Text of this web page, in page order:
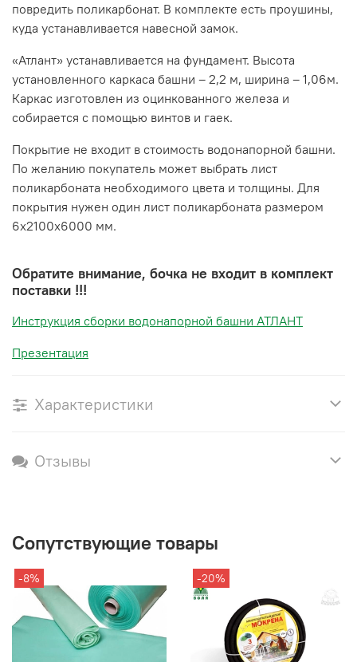
повредить поликарбонат. В комплекте есть проушины,
куда устанавливается навесной замок.
«Атлант» устанавливается на фундамент. Высота
установленного каркаса башни – 2,2 м, ширина – 1,06м.
Каркас изготовлен из оцинкованного железа и
собирается с помощью винтов и гаек.
Покрытие не входит в стоимость водонапорной башни.
По желанию покупатель может выбрать лист
поликарбоната необходимого цвета и толщины. Для
покрытия нужен один лист поликарбоната размером
6х2100х6000 мм.
Обратите внимание, бочка не входит в комплект
поставки !!!
Инструкция сборки водонапорной башни АТЛАНТ
Презентация
Характеристики
Отзывы
Сопутствующие товары
-8% -20%